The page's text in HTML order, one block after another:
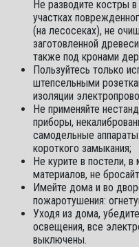
Не разводите костры
участках
(на лесосеках), не
заготовленной
также под кронами
Пользуйтесь только
штепсельными
изоляции
Не применяйте
приборы,
самодельные
короткого замыкания;
Не курите в постели,
материалов, не
Имейте дома и во
пожаротушения:
Уходя из дома,
освещения, все
выключены.